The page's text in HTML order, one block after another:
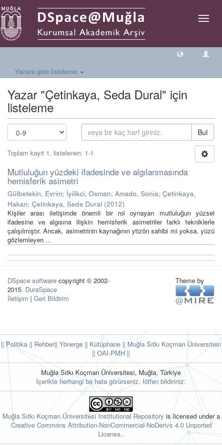
Geçiş
Yazara göre listeleme
Yazar "Çetinkaya, Seda Dural" için
listeleme
Bul
Toplam kayıt 1, listelenen: 1-1
Mutluluğun yüzdeki ifadesinde ve algılanmasında
hemisferik asimetri
Gülbetekin, Evrim; İyilikci, Osman; Amado, Sonia; Çetinkaya,
Hakan; Çetinkaya, Seda Dural (2012)
Kişiler arası iletişimde önemli bir rol oynayan mutluluğun yüzsel
ifadesine ve algısına ilişkin hemisferik asimetriler farklı tekniklerle
çalışılmıştır. Ancak, asimetrinin kaynağının ytizön sahibi mi yoksa, yüzü
gözlemleyen ...
DSpace software copyright © 2002-
2015 DuraSpace
İletişim | Geri Bildirim
Theme by
|| Politika || Rehber|| Yönerge || Kütüphane || Muğla Sıtkı Koçman Üniversitesi
|| OAI-PMH ||
Muğla Sıtkı Koçman Üniversitesi, Muğla, Türkiye
İçerikte herhangi bir hata görürseniz, lütfen bildiriniz:
Muğla Sıtkı Koçman Üniversitesi Institutional Repository is licensed under a
Creative Commons Attribution-NonCommercial-NoDerivs 4.0 Unported
License..